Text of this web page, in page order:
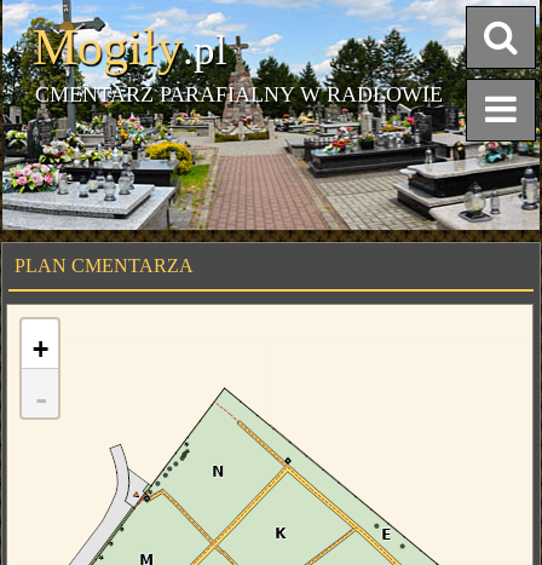
Mogiły.pl
CMENTARZ PARAFIALNY W RADŁOWIE
PLAN CMENTARZA
+
-